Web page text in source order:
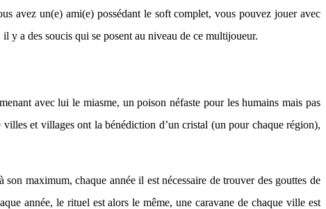
avez un(e) ami(e) possédant le soft complet, vous pouvez jouer avec
y a des soucis qui se posent au niveau de ce multijoueur.
avec lui le miasme, un poison néfaste pour les humains mais pas
villes et villages ont la bénédiction d’un cristal (un pour chaque région),
maximum, chaque année il est nécessaire de trouver des gouttes de
année, le rituel est alors le même, une caravane de chaque ville est